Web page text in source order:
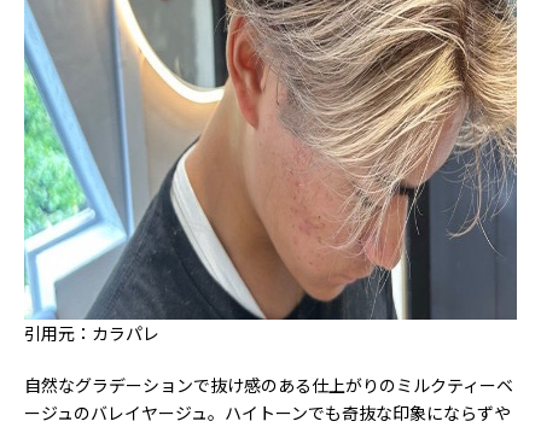
引用元：カラパレ
自然なグラデーションで抜け感のある仕上がりのミルクティーベ
ージュのバレイヤージュ。ハイトーンでも奇抜な印象にならずや